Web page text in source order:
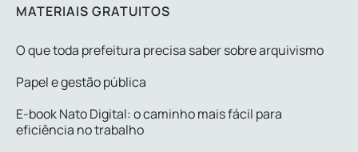
MATERIAIS GRATUITOS
O que toda prefeitura precisa saber sobre arquivismo
Papel e gestão pública
E-book Nato Digital: o caminho mais fácil para
eficiência no trabalho